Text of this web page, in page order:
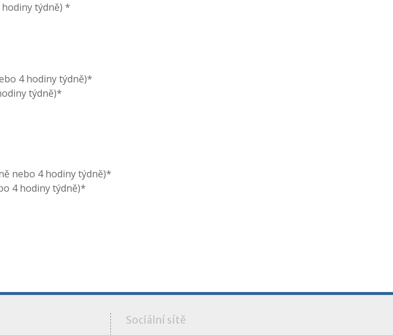
týdně) *
4 hodiny týdně)*
týdně)*
nebo 4 hodiny týdně)*
4 hodiny týdně)*
Sociální sítě